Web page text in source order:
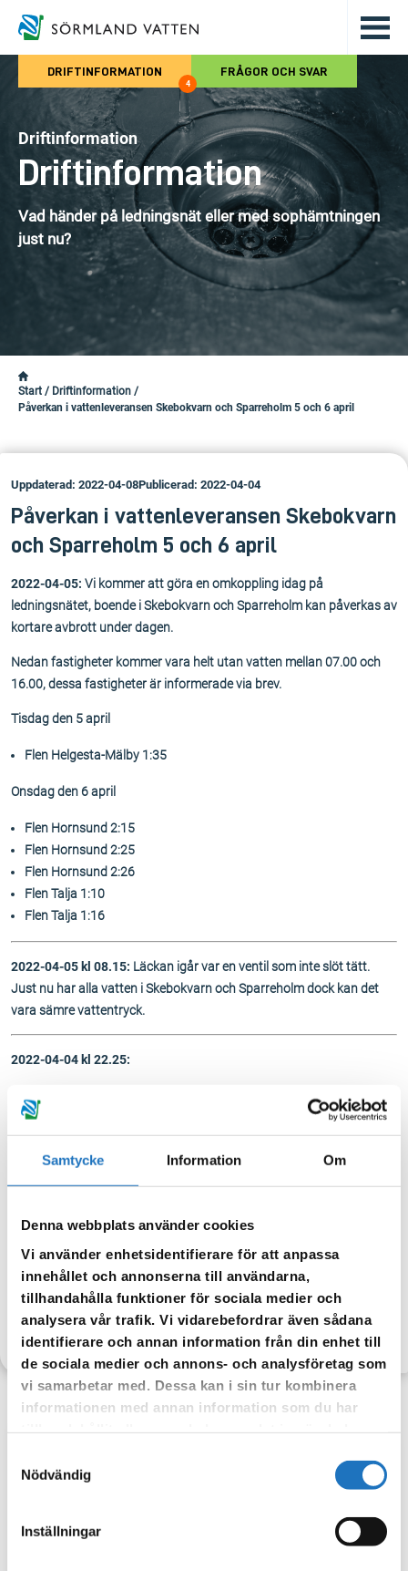
Samtycke Information Om
Denna webbplats använder cookies
Vi använder enhetsidentifierare för att anpassa
innehållet och annonserna till användarna,
tillhandahålla funktioner för sociala medier och
analysera vår trafik. Vi vidarebefordrar även sådana
identifierare och annan information från din enhet till
de sociala medier och annons- och analysföretag som
vi samarbetar med. Dessa kan i sin tur kombinera
informationen med annan information som du har
Nödvändig
Inställningar
Hoppa till det huvudsakliga
DRIFTINFORMATION
4
FRÅGOR OCH SVAR
Driftinformation
Driftinformation
Vad händer på ledningsnät eller med sophämtningen
just nu?
Start / Driftinformation /
Påverkan i vattenleveransen Skebokvarn och Sparreholm 5 och 6 april
Uppdaterad: 2022-04-08Publicerad: 2022-04-04
Påverkan i vattenleveransen Skebokvarn
och Sparreholm 5 och 6 april
2022-04-05: Vi kommer att göra en omkoppling idag på
ledningsnätet, boende i Skebokvarn och Sparreholm kan påverkas av
kortare avbrott under dagen.
Nedan fastigheter kommer vara helt utan vatten mellan 07.00 och
16.00, dessa fastigheter är informerade via brev.
Tisdag den 5 april
Flen Helgesta-Mälby 1:35
Onsdag den 6 april
Flen Hornsund 2:15
Flen Hornsund 2:25
Flen Hornsund 2:26
Flen Talja 1:10
Flen Talja 1:16
2022-04-05 kl 08.15: Läckan igår var en ventil som inte slöt tätt.
Just nu har alla vatten i Skebokvarn och Sparreholm dock kan det
vara sämre vattentryck.
2022-04-04 kl 22.25:
måste stänga av vattnet för att kunna utföra ledningsarbetet för att
laga läckan. Det kommer att påverka vattenleveransen till fastigheter
i Skebokvarn samt Sparreholm.
När vattnet kommer tillbaka kan det vara missfärgat, detta avhjälps
genom att spola i kranen tills vattnet är klart igen.
TILLBAKA
Anmäl dig till vår sms-tjänst.
Vår sms-tjänst använder vi enbart för att kunna informera dig
om driftstörningar och andra händelser som kan påverka dig
som fastighetsägare.